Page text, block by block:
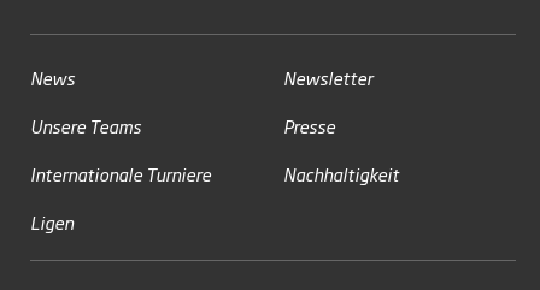
News
Unsere Teams
Internationale Turniere
Ligen
Newsletter
Presse
Nachhaltigkeit